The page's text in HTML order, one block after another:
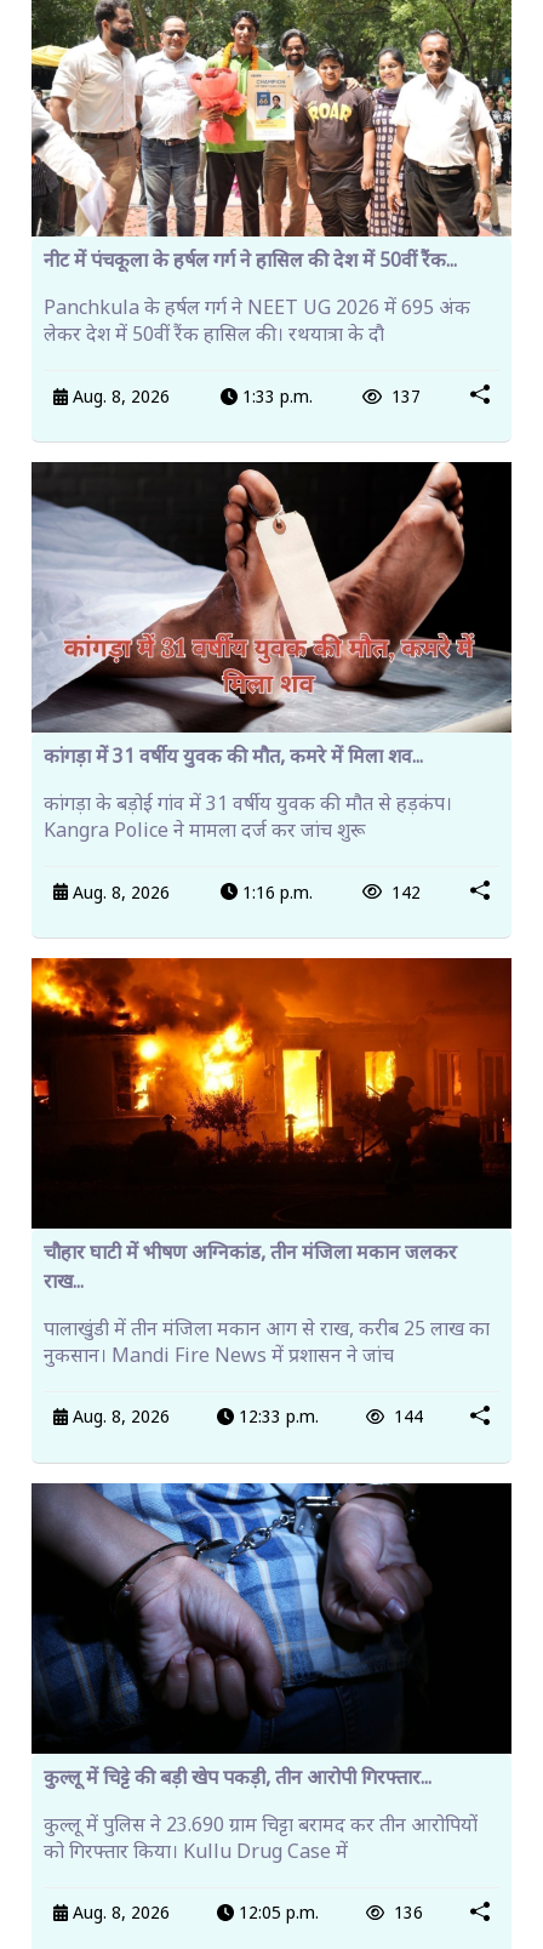
नीट में पंचकूला के हर्षल गर्ग ने हासिल की देश में 50वीं रैंक...
Panchkula के हर्षल गर्ग ने NEET UG 2026 में 695 अंक
लेकर देश में 50वीं रैंक हासिल की। रथयात्रा के दौ
Aug. 8, 2026 1:33 p.m. 137
कांगड़ा में 31 वर्षीय युवक की मौत, कमरे में मिला शव...
कांगड़ा के बड़ोई गांव में 31 वर्षीय युवक की मौत से हड़कंप।
Kangra Police ने मामला दर्ज कर जांच शुरू
Aug. 8, 2026 1:16 p.m. 142
चौहार घाटी में भीषण अग्निकांड, तीन मंजिला मकान जलकर
राख...
पालाखुंडी में तीन मंजिला मकान आग से राख, करीब 25 लाख का
नुकसान। Mandi Fire News में प्रशासन ने जांच
Aug. 8, 2026 12:33 p.m. 144
कुल्लू में चिट्टे की बड़ी खेप पकड़ी, तीन आरोपी गिरफ्तार...
कुल्लू में पुलिस ने 23.690 ग्राम चिट्टा बरामद कर तीन आरोपियों
को गिरफ्तार किया। Kullu Drug Case में
Aug. 8, 2026 12:05 p.m. 136